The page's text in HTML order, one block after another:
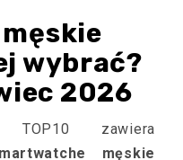
wybrać?
2026
TOP10 zawiera
męskie